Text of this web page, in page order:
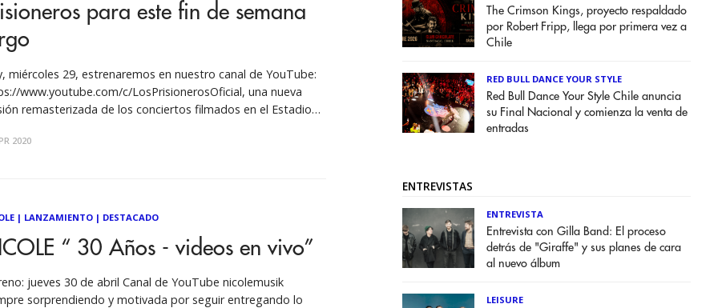
para este fin de semana
miércoles 29, estrenaremos en nuestro canal de YouTube:
www.youtube.com/c/LosPrisionerosOficial, una nueva
remasterizada de los conciertos filmados en el Estadio
el histórico retorno de Los Prisioneros. Las 27 canciones
2020
| LANZAMIENTO| DESTACADO
“ 30 Años - videos en vivo”
jueves 30 de abril Canal de YouTube nicolemusik
sorprendiendo y motivada por seguir entregando lo
The Crimson Kings, proyecto respaldado
por Robert Fripp, llega por primera vez a
Chile
RED BULL DANCE YOUR STYLE
Red Bull Dance Your Style Chile anuncia
su Final Nacional y comienza la venta de
entradas
ENTREVISTAS
ENTREVISTA
Entrevista con Gilla Band: El proceso
detrás de "Giraffe" y sus planes de cara
al nuevo álbum
LEISURE